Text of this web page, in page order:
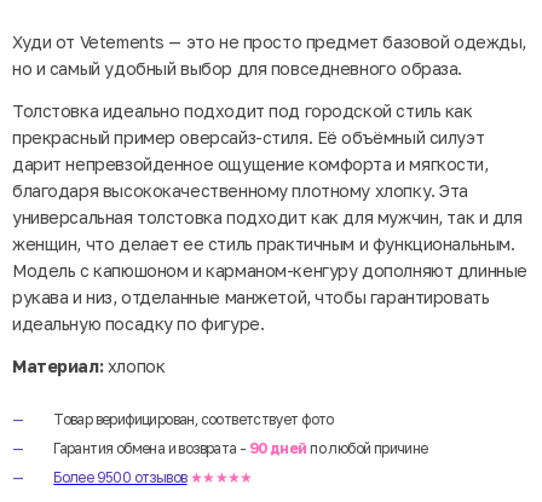
Худи от Vetements — это не просто предмет базовой одежды,
но и самый удобный выбор для повседневного образа.
Толстовка идеально подходит под городской стиль как
прекрасный пример оверсайз-стиля. Её объёмный силуэт
дарит непревзойденное ощущение комфорта и мягкости,
благодаря высококачественному плотному хлопку. Эта
универсальная толстовка подходит как для мужчин, так и для
женщин, что делает ее стиль практичным и функциональным.
Модель с капюшоном и карманом-кенгуру дополняют длинные
рукава и низ, отделанные манжетой, чтобы гарантировать
идеальную посадку по фигуре.
Материал:хлопок
Товар верифицирован, соответствует фото
Гарантия обмена и возврата - 90 дней по любой причине
Более 9500 отзывов ★★★★★